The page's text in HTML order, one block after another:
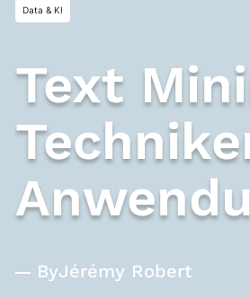
Data & KI
Text
ByJérémy Robert